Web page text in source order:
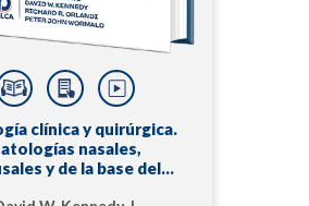
clínica y quirúrgica.
nasales,
y de la base del